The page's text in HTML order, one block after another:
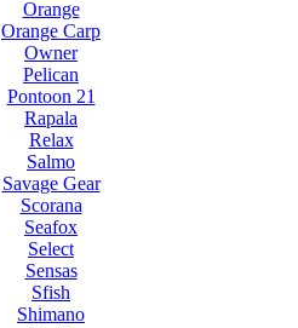
Orange
Orange Carp
Owner
Pelican
Pontoon 21
Rapala
Relax
Salmo
Savage Gear
Scorana
Seafox
Select
Sensas
Sfish
Shimano